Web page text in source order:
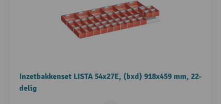
Inzetbakkenset LISTA 54x27E, (bxd) 918x459 mm, 22-
delig